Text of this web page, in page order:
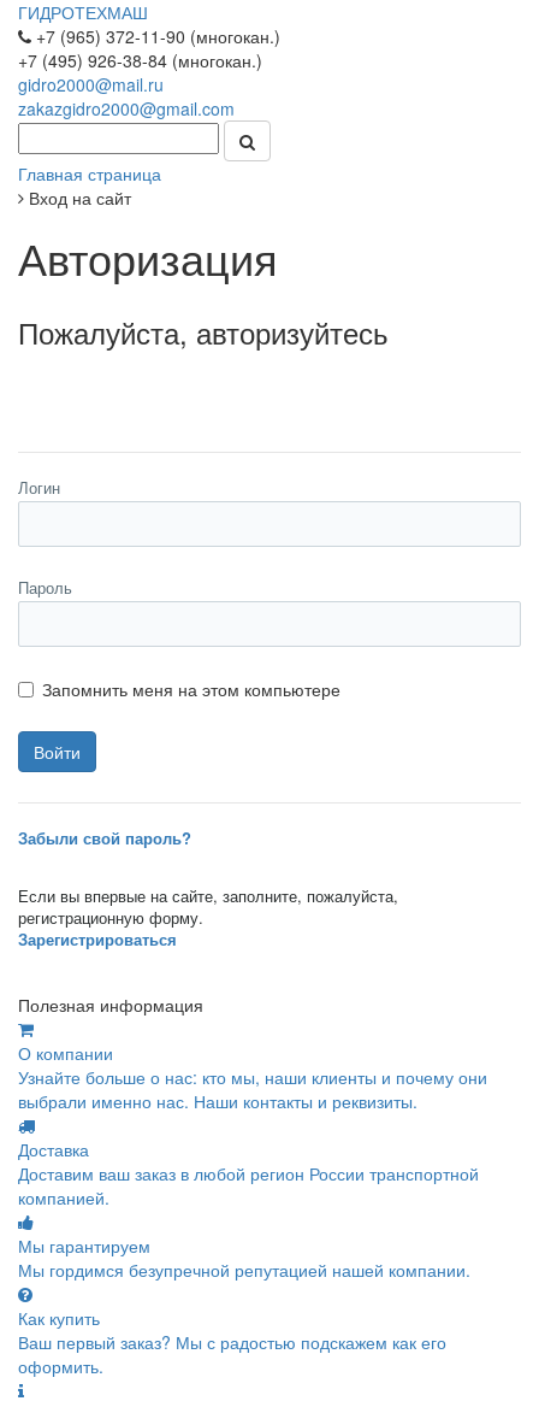
ГИДРОТЕХМАШ
+7 (965) 372-11-90 (многокан.)
+7 (495) 926-38-84 (многокан.)
gidro2000@mail.ru
zakazgidro2000@gmail.com
Главная страница
Вход на сайт
Авторизация
Пожалуйста, авторизуйтесь
Логин
Пароль
Запомнить меня на этом компьютере
Забыли свой пароль?
Если вы впервые на сайте, заполните, пожалуйста,
регистрационную форму.
Зарегистрироваться
Полезная информация
О компании
Узнайте больше о нас: кто мы, наши клиенты и почему они
выбрали именно нас. Наши контакты и реквизиты.
Доставка
Доставим ваш заказ в любой регион России транспортной
компанией.
Мы гарантируем
Мы гордимся безупречной репутацией нашей компании.
Как купить
Ваш первый заказ? Мы с радостью подскажем как его
оформить.